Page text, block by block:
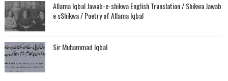
Allama Iqbal Jawab-e-shikwa English Translation / Shikwa Jawab
e sShikwa / Poetry of Allama Iqbal
Sir Muhammad Iqbal